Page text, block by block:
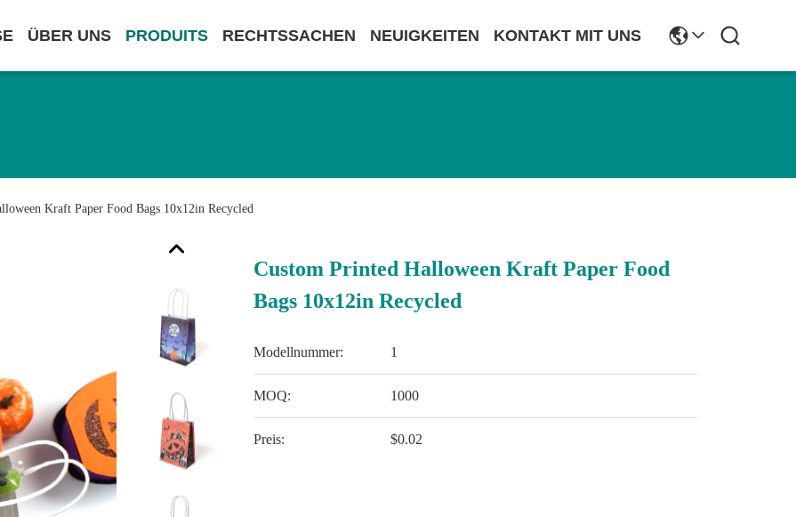
ÜBER UNS PRODUITS RECHTSSACHEN NEUIGKEITEN KONTAKT MIT UNS
Kraft Paper Food Bags 10x12in Recycled
Custom Printed Halloween Kraft Paper Food
Bags 10x12in Recycled
Modellnummer: 1
MOQ: 1000
Preis: $0.02